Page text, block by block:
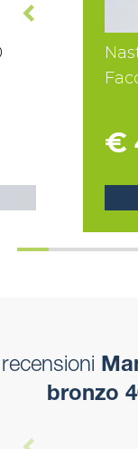
€
recensioni
bronzo